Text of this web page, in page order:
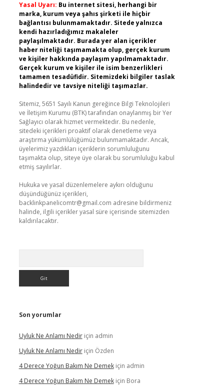
Yasal Uyarı: Bu internet sitesi, herhangi bir
marka, kurum veya şahıs şirketi ile hiçbir
bağlantısı bulunmamaktadır. Sitede yalnızca
kendi hazırladığımız makaleler
paylaşılmaktadır. Burada yer alan içerikler
haber niteliği taşımamakta olup, gerçek kurum
ve kişiler hakkında paylaşım yapılmamaktadır.
Gerçek kurum ve kişiler ile isim benzerlikleri
tamamen tesadüfidir. Sitemizdeki bilgiler taslak
halindedir ve tavsiye niteliği taşımazlar.
Sitemiz, 5651 Sayılı Kanun gereğince Bilgi Teknolojileri
ve İletişim Kurumu (BTK) tarafından onaylanmış bir Yer
Sağlayıcı olarak hizmet vermektedir. Bu nedenle,
sitedeki içerikleri proaktif olarak denetleme veya
araştırma yükümlülüğümüz bulunmamaktadır. Ancak,
üyelerimiz yazdıkları içeriklerin sorumluluğunu
taşımakta olup, siteye üye olarak bu sorumluluğu kabul
etmiş sayılırlar.
Hukuka ve yasal düzenlemelere aykırı olduğunu
düşündüğünüz içerikleri,
backlinkpanelicomtr@gmail.com adresine bildirmeniz
halinde, ilgili içerikler yasal süre içerisinde sitemizden
kaldırılacaktır.
Son yorumlar
Uyluk Ne Anlamı Nediriçin admin
Uyluk Ne Anlamı Nediriçin Özden
4 Derece Yoğun Bakım Ne Demekiçin admin
4 Derece Yoğun Bakım Ne Demekiçin Bora